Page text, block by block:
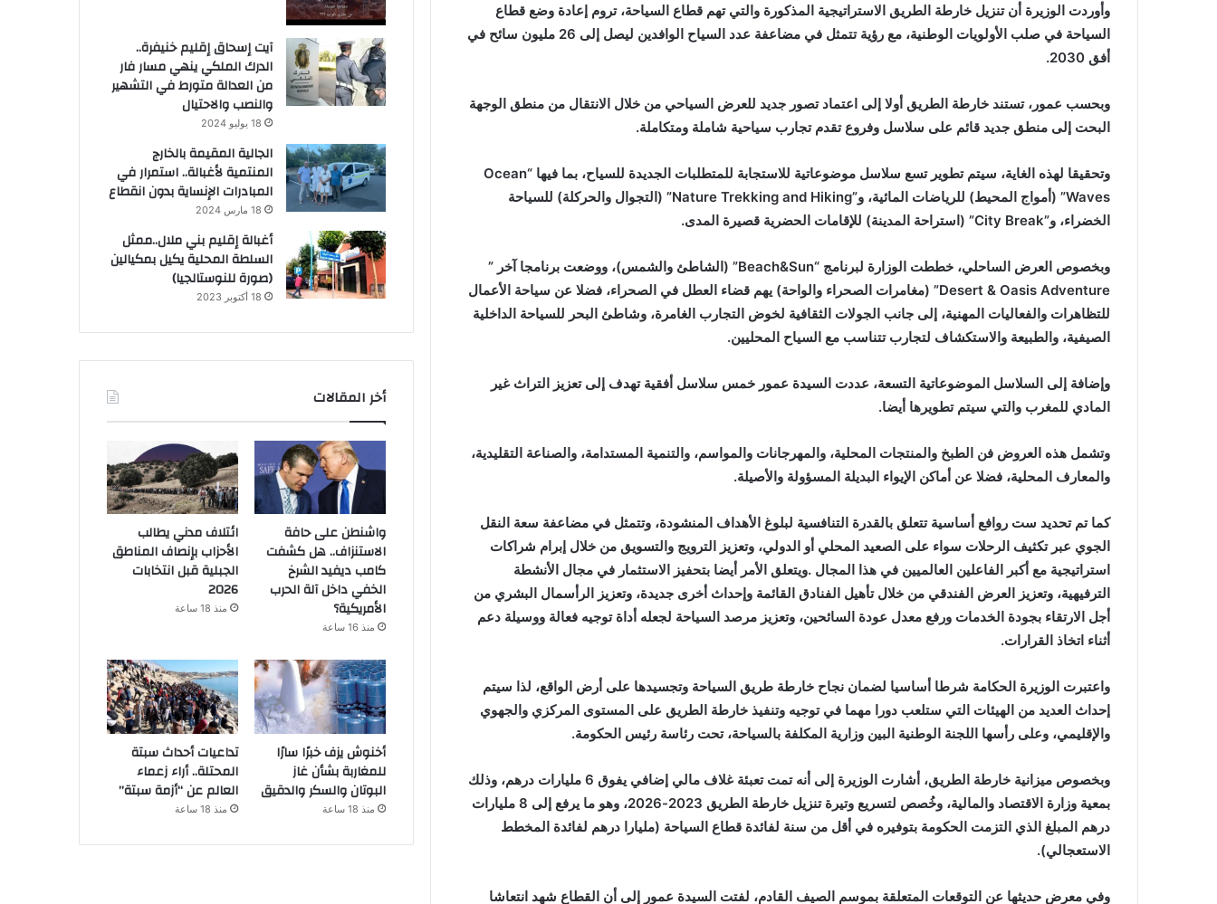
وأوردت الوزيرة أن تنزيل خارطة الطريق الاستراتيجية المذكورة والتي تهم قطاع السياحة، تروم إعادة وضع قطاع
السياحة في صلب الأولويات الوطنية، مع رؤية تتمثل في مضاعفة عدد السياح الوافدين ليصل إلى 26 مليون سائح في
أفق 2030.
وبحسب عمور، تستند خارطة الطريق أولا إلى اعتماد تصور جديد للعرض السياحي من خلال الانتقال من منطق الوجهة
البحت إلى منطق جديد قائم على سلاسل وفروع تقدم تجارب سياحية شاملة ومتكاملة.
وتحقيقا لهذه الغاية، سيتم تطوير تسع سلاسل موضوعاتية للاستجابة للمتطلبات الجديدة للسياح، بما فيها “Ocean
Waves” (أمواج المحيط) للرياضات المائية، و”Nature Trekking and Hiking” (التجوال والحركلة) للسياحة
الخضراء، و”City Break” (استراحة المدينة) للإقامات الحضرية قصيرة المدى.
وبخصوص العرض الساحلي، خططت الوزارة لبرنامج “Beach&Sun” (الشاطئ والشمس)، ووضعت برنامجا آخر ”
Desert & Oasis Adventure” (مغامرات الصحراء والواحة) يهم قضاء العطل في الصحراء، فضلا عن سياحة الأعمال
للتظاهرات والفعاليات المهنية، إلى جانب الجولات الثقافية لخوض التجارب الغامرة، وشاطئ البحر للسياحة الداخلية
الصيفية، والطبيعة والاستكشاف لتجارب تتناسب مع السياح المحليين.
وإضافة إلى السلاسل الموضوعاتية التسعة، عددت السيدة عمور خمس سلاسل أفقية تهدف إلى تعزيز التراث غير
المادي للمغرب والتي سيتم تطويرها أيضا.
وتشمل هذه العروض فن الطبخ والمنتجات المحلية، والمهرجانات والمواسم، والتنمية المستدامة، والصناعة التقليدية،
والمعارف المحلية، فضلا عن أماكن الإيواء البديلة المسؤولة والأصيلة.
كما تم تحديد ست روافع أساسية تتعلق بالقدرة التنافسية لبلوغ الأهداف المنشودة، وتتمثل في مضاعفة سعة النقل
الجوي عبر تكثيف الرحلات سواء على الصعيد المحلي أو الدولي، وتعزيز الترويج والتسويق من خلال إبرام شراكات
استراتيجية مع أكبر الفاعلين العالميين في هذا المجال .ويتعلق الأمر أيضا بتحفيز الاستثمار في مجال الأنشطة
الترفيهية، وتعزيز العرض الفندقي من خلال تأهيل الفنادق القائمة وإحداث أخرى جديدة، وتعزيز الرأسمال البشري من
أجل الارتقاء بجودة الخدمات ورفع معدل عودة السائحين، وتعزيز مرصد السياحة لجعله أداة توجيه فعالة ووسيلة دعم
أثناء اتخاذ القرارات.
واعتبرت الوزيرة الحكامة شرطا أساسيا لضمان نجاح خارطة طريق السياحة وتجسيدها على أرض الواقع، لذا سيتم
إحداث العديد من الهيئات التي ستلعب دورا مهما في توجيه وتنفيذ خارطة الطريق على المستوى المركزي والجهوي
والإقليمي، وعلى رأسها اللجنة الوطنية البين وزارية المكلفة بالسياحة، تحت رئاسة رئيس الحكومة.
وبخصوص ميزانية خارطة الطريق، أشارت الوزيرة إلى أنه تمت تعبئة غلاف مالي إضافي يفوق 6 مليارات درهم، وذلك
بمعية وزارة الاقتصاد والمالية، وخُصص لتسريع وتيرة تنزيل خارطة الطريق 2023-2026، وهو ما يرفع إلى 8 مليارات
درهم المبلغ الذي التزمت الحكومة بتوفيره في أقل من سنة لفائدة قطاع السياحة (مليارا درهم لفائدة المخطط
الاستعجالي).
وفي معرض حديثها عن التوقعات المتعلقة بموسم الصيف القادم، لفتت السيدة عمور إلى أن القطاع شهد انتعاشا
آيت إسحاق إقليم خنيفرة..
الدرك الملكي ينهي مسار فار
من العدالة متورط في التشهير
والنصب والاحتيال
18 يوليو 2024
الجالية المقيمة بالخارج
المنتمية لأغبالة.. استمرار في
المبادرات الإنساية بدون انقطاع
18 مارس 2024
أغبالة إقليم بني ملال..ممثل
السلطة المحلية يكيل بمكيالين
(صورة للنوستالجيا)
18 أكتوبر 2023
أخر المقالات
واشنطن على حافة
الاستنزاف.. هل كشفت
كامب ديفيد الشرخ
الخفي داخل آلة الحرب
الأمريكية؟
منذ 16 ساعة
ائتلاف مدني يطالب
الأحزاب بإنصاف المناطق
الجبلية قبل انتخابات
2026
منذ 18 ساعة
أخنوش يزف خبرًا سارًا
للمغاربة بشأن غاز
البوتان والسكر والدقيق
منذ 18 ساعة
تداعيات أحداث سبتة
المحتلة.. أراء زعماء
العالم عن “أزمة سبتة”
منذ 18 ساعة